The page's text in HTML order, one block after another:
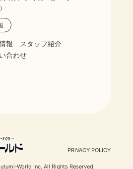
報
スタッフ紹介
合わせ
PRIVACY POLICY
World Inc. All Rights Reserved.